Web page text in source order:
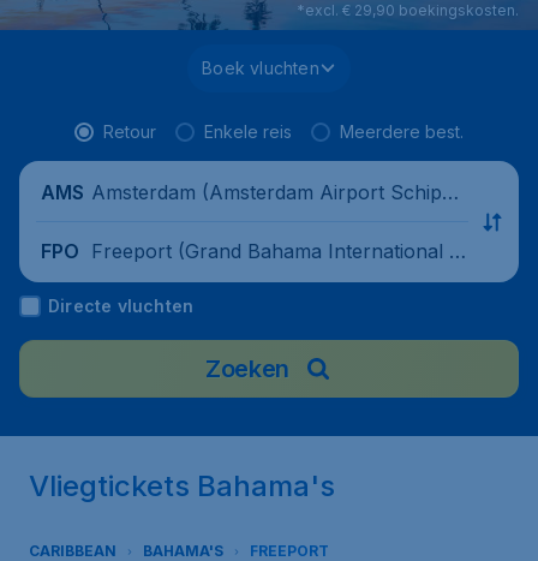
*excl. € 29,90 boekingskosten.
Boek vluchten
Retour Enkele reis Meerdere best.
AMS Amsterdam (Amsterdam Airport Schipho
FPO Freeport (Grand Bahama International Ai
rport), Bahamas
Directe vluchten
Zoeken
Vliegtickets Bahama's
CARIBBEAN BAHAMA'S FREEPORT